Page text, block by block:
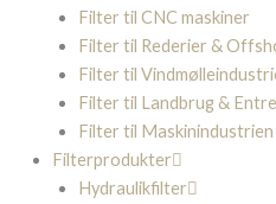
Filter til CNC maskiner
Filter til Rederier &
Filter til
Filter til Landbrug &
Filter til Maskinindustrien
Filterprodukter
Hydraulikfilter